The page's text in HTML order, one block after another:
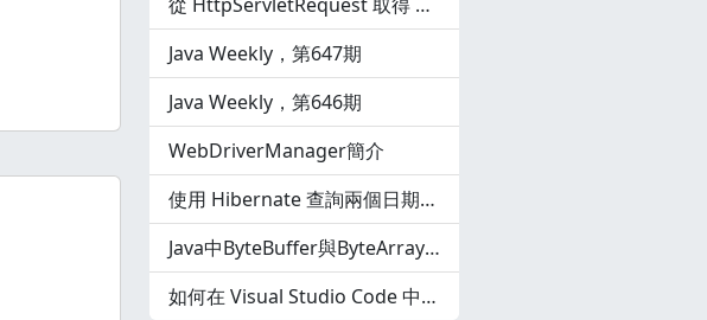
Java Weekly，第647期
Java Weekly，第646期
WebDriverManager簡介
使用 Hibernate 查詢兩個日期之間的記錄
Java中ByteBuffer與ByteArray之間的轉換
如何在 Visual Studio Code 中建立快捷程式碼片段？